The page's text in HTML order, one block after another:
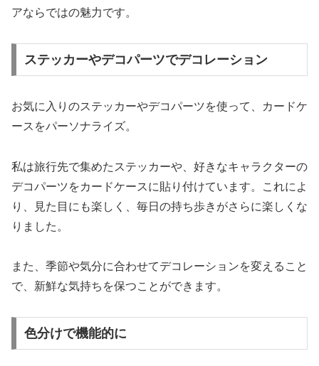
アならではの魅力です。
ステッカーやデコパーツでデコレーション
お気に入りのステッカーやデコパーツを使って、カードケ
ースをパーソナライズ。
私は旅行先で集めたステッカーや、好きなキャラクターの
デコパーツをカードケースに貼り付けています。これによ
り、見た目にも楽しく、毎日の持ち歩きがさらに楽しくな
りました。
また、季節や気分に合わせてデコレーションを変えること
で、新鮮な気持ちを保つことができます。
色分けで機能的に